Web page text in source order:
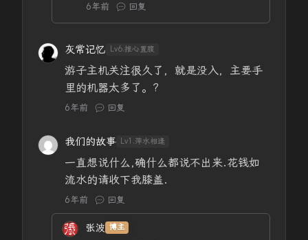
6年前 回复
灰常记忆 Lv6.推心置腹
游子主机关注很久了，就是没入，主要手
里的机器太多了。?
6年前 回复
我们的故事 Lv1.萍水相逢
一直想说什么,确什么都说不出来.花钱如
流水的请收下我膝盖.
6年前 回复
张波 博主